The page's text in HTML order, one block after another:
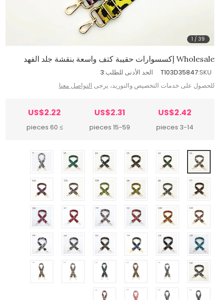
1 /39
Wholesale إكسسوارات حقيبة كتف واسعة بنقشة جلد الفهد
SKU:
T103D35847 الحد الأدنى للطلب:3
للحصول على خدمات التخصيص والتوريد، يرجى التواصل معنا
US$2.42
3-14 pieces
US$2.31
15-59 pieces
US$2.22
≥ 60 pieces